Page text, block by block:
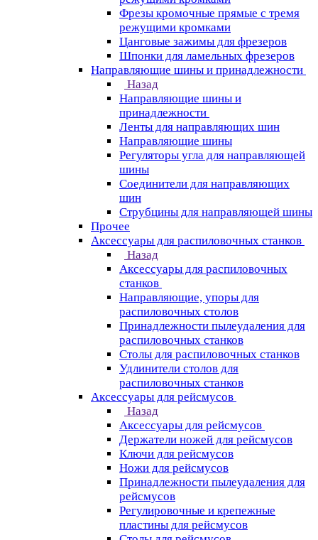
Фрезы кромочные прямые с тремя
режущими кромками
Цанговые зажимы для фрезеров
Шпонки для ламельных фрезеров
Направляющие шины и принадлежности
Назад
Направляющие шины и
принадлежности
Ленты для направляющих шин
Направляющие шины
Регуляторы угла для направляющей
шины
Соединители для направляющих
шин
Струбцины для направляющей шины
Прочее
Аксессуары для распиловочных станков
Назад
Аксессуары для распиловочных
станков
Направляющие, упоры для
распиловочных столов
Принадлежности пылеудаления для
распиловочных станков
Столы для распиловочных станков
Удлинители столов для
распиловочных станков
Аксессуары для рейсмусов
Назад
Аксессуары для рейсмусов
Держатели ножей для рейсмусов
Ключи для рейсмусов
Ножи для рейсмусов
Принадлежности пылеудаления для
рейсмусов
Регулировочные и крепежные
пластины для рейсмусов